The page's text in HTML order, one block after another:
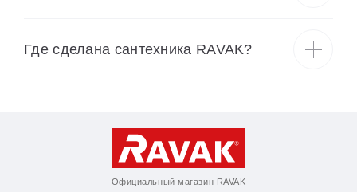
Где сделана сантехника RAVAK?
Официальный магазин RAVAK